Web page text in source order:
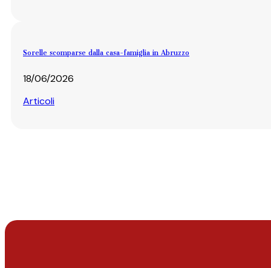
Sorelle scomparse dalla casa-famiglia in Abruzzo
18/06/2026
Articoli